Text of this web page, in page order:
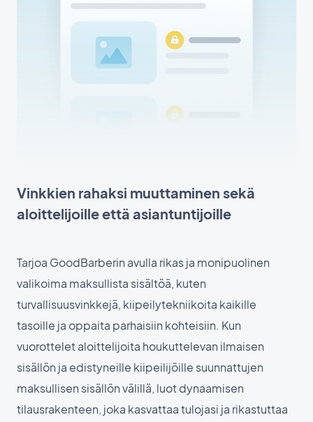
Vinkkien rahaksi muuttaminen sekä
aloittelijoille että asiantuntijoille
Tarjoa GoodBarberin avulla rikas ja monipuolinen
valikoima maksullista sisältöä, kuten
turvallisuusvinkkejä, kiipeilytekniikoita kaikille
tasoille ja oppaita parhaisiin kohteisiin. Kun
vuorottelet aloittelijoita houkuttelevan ilmaisen
sisällön ja edistyneille kiipeilijöille suunnattujen
maksullisen sisällön välillä, luot dynaamisen
tilausrakenteen, joka kasvattaa tulojasi ja rikastuttaa